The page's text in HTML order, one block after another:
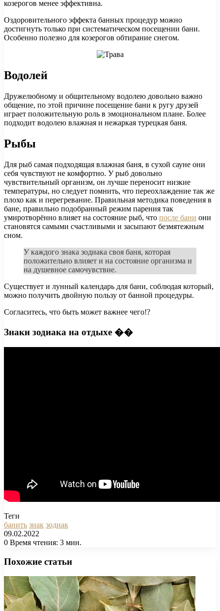
козерогов менее эффективна.
Оздоровительного эффекта банных процедур можно
достигнуть только при систематическом посещении бани.
Особенно полезно для козерогов обтирание снегом.
Водолей
Дружелюбному и общительному водолею довольно важно
общение, по этой причине посещение бани к ругу друзей
играет положительную роль в эмоциональном плане. Более
подходит водолею влажная и нежаркая турецкая баня.
Рыбы
Для рыб самая подходящая влажная баня, в сухой сауне они
себя чувствуют не комфортно. У рыб довольно
чувствительный организм, он лучше переносит низкие
температуры, но следует помнить, что переохлаждение так же
плохо как и перегревание. Правильная методика поведения в
бане, правильно подобранный режим парения так
умиротворённо влияет на состояние рыб, что после бани они
становятся самыми счастливыми и засыпают безмятежным
сном.
У каждого знака зодиака своя баня, которая
положительно влияет и на состояние организма и
на душевное самочувствие.
Существует и лунный календарь для бани, соблюдая который,
можно получить двойную пользу от банной процедуры.
Согласитесь, что быть может важнее чего!?
Знаки зодиака на отдыхе ��
Теги
банить знак зодиак
09.02.2022
0 Время чтения: 3 мин.
Похожие статьи